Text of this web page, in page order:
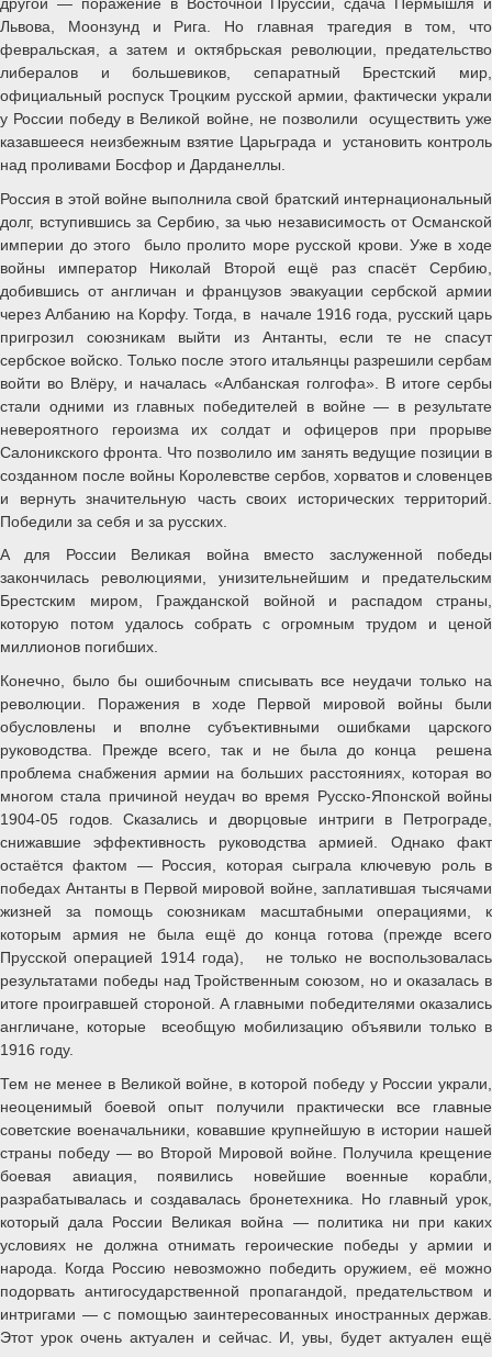
Львова, Моонзунд и Рига. Но главная трагедия в том, что
февральская, а затем и октябрьская революции, предательство
либералов и большевиков, сепаратный Брестский мир,
официальный роспуск Троцким русской армии, фактически украли
у России победу в Великой войне, не позволили осуществить уже
казавшееся неизбежным взятие Царьграда и установить контроль
над проливами Босфор и Дарданеллы.
Россия в этой войне выполнила свой братский интернациональный
долг, вступившись за Сербию, за чью независимость от Османской
империи до этого было пролито море русской крови. Уже в ходе
войны император Николай Второй ещё раз спасёт Сербию,
добившись от англичан и французов эвакуации сербской армии
через Албанию на Корфу. Тогда, в начале 1916 года, русский царь
пригрозил союзникам выйти из Антанты, если те не спасут
сербское войско. Только после этого итальянцы разрешили сербам
войти во Влёру, и началась «Албанская голгофа». В итоге сербы
стали одними из главных победителей в войне — в результате
невероятного героизма их солдат и офицеров при прорыве
Салоникского фронта. Что позволило им занять ведущие позиции в
созданном после войны Королевстве сербов, хорватов и словенцев
и вернуть значительную часть своих исторических территорий.
Победили за себя и за русских.
А для России Великая война вместо заслуженной победы
закончилась революциями, унизительнейшим и предательским
Брестским миром, Гражданской войной и распадом страны,
которую потом удалось собрать с огромным трудом и ценой
миллионов погибших.
Конечно, было бы ошибочным списывать все неудачи только на
революции. Поражения в ходе Первой мировой войны были
обусловлены и вполне субъективными ошибками царского
руководства. Прежде всего, так и не была до конца решена
проблема снабжения армии на больших расстояниях, которая во
многом стала причиной неудач во время Русско-Японской войны
1904-05 годов. Сказались и дворцовые интриги в Петрограде,
снижавшие эффективность руководства армией. Однако факт
остаётся фактом — Россия, которая сыграла ключевую роль в
победах Антанты в Первой мировой войне, заплатившая тысячами
жизней за помощь союзникам масштабными операциями, к
которым армия не была ещё до конца готова (прежде всего
Прусской операцией 1914 года), не только не воспользовалась
результатами победы над Тройственным союзом, но и оказалась в
итоге проигравшей стороной. А главными победителями оказались
англичане, которые всеобщую мобилизацию объявили только в
1916 году.
Тем не менее в Великой войне, в которой победу у России украли,
неоценимый боевой опыт получили практически все главные
советские военачальники, ковавшие крупнейшую в истории нашей
страны победу — во Второй Мировой войне. Получила крещение
боевая авиация, появились новейшие военные корабли,
разрабатывалась и создавалась бронетехника. Но главный урок,
который дала России Великая война — политика ни при каких
условиях не должна отнимать героические победы у армии и
народа. Когда Россию невозможно победить оружием, её можно
подорвать антигосударственной пропагандой, предательством и
интригами — с помощью заинтересованных иностранных держав.
Этот урок очень актуален и сейчас. И, увы, будет актуален ещё